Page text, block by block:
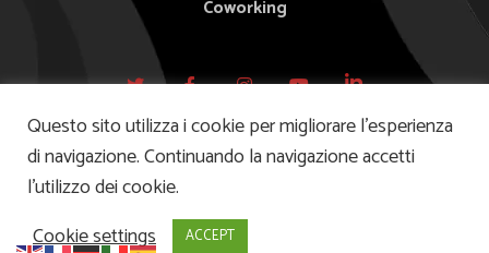
Coworking
P.IVA 07068350961
Questo sito utilizza i cookie per migliorare l’esperienza
di navigazione. Continuando la navigazione accetti
l’utilizzo dei cookie.
Cookie settings
ACCEPT